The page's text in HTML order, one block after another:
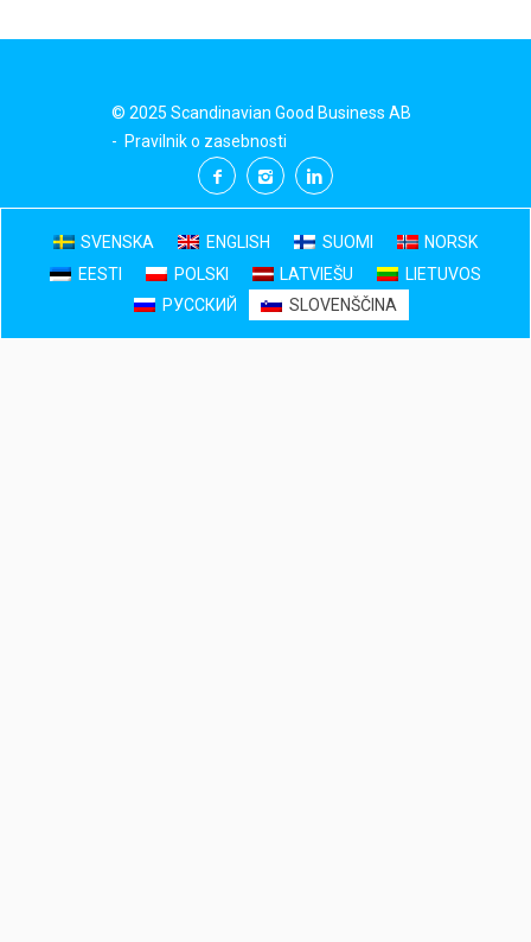
© 2025 Scandinavian Good Business AB
- Pravilnik o zasebnosti
SVENSKA ENGLISH SUOMI
NORSK
EESTI
POLSKI LATVIEŠU
LIETUVOS
РУССКИЙ
SLOVENŠČINA